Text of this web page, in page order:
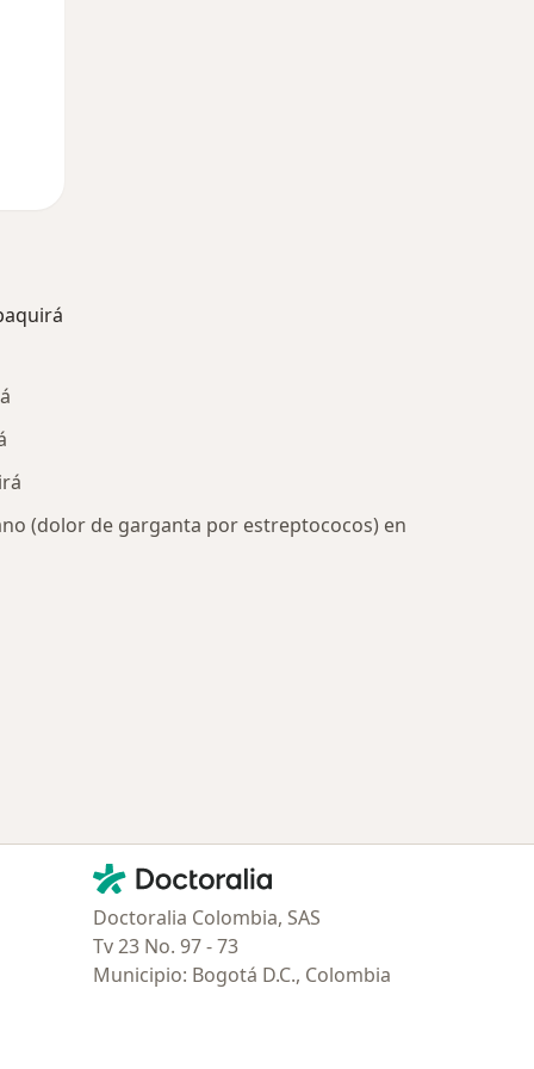
(dolor de garganta por estreptococos) en
de ciudad
Contacto
Doctoralia - Página de inicio
Doctoralia Colombia, SAS
Tv 23 No. 97 - 73
Municipio: Bogotá D.C., Colombia